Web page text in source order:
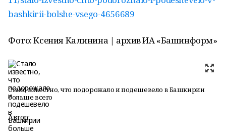
bashkirii-bolshe-vsego-4656689
Фото: Ксения Калинина | архив ИА «Башинформ»
Стало известно, что подорожало и подешевело в Башкирии
больше всего
Автор: